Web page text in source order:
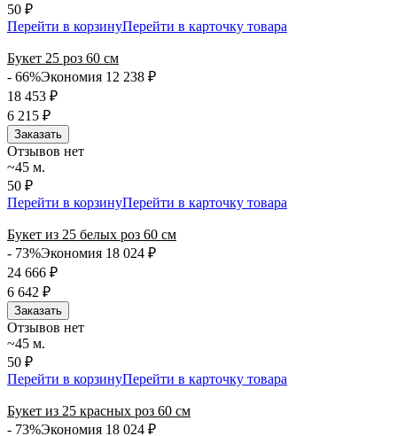
50 ₽
Перейти в корзинуПерейти в карточку товара
Букет 25 роз 60 см
- 66%Экономия 12 238 ₽
18 453 ₽
6 215 ₽
Заказать
Отзывов нет
~45 м.
50 ₽
Перейти в корзинуПерейти в карточку товара
Букет из 25 белых роз 60 см
- 73%Экономия 18 024 ₽
24 666 ₽
6 642 ₽
Заказать
Отзывов нет
~45 м.
50 ₽
Перейти в корзинуПерейти в карточку товара
Букет из 25 красных роз 60 см
- 73%Экономия 18 024 ₽